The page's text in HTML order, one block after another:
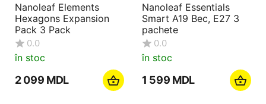
Nanoleaf Elements
Hexagons Expansion
Pack 3 Pack
0.0
în stoc
2 099 MDL
Nanoleaf Essentials
Smart A19 Bec, E27 3
pachete
0.0
în stoc
1 599 MDL